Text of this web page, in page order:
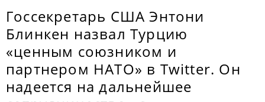
Госсекретарь США Энтони
Блинкен назвал Турцию
«ценным союзником и
партнером НАТО» в Twitter. Он
надеется на дальнейшее